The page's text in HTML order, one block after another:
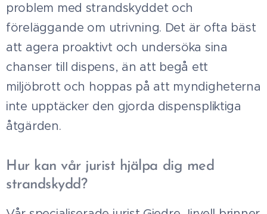
problem med strandskyddet och
föreläggande om utrivning. Det är ofta bäst
att agera proaktivt och undersöka sina
chanser till dispens, än att begå ett
miljöbrott och hoppas på att myndigheterna
inte upptäcker den gjorda dispenspliktiga
åtgärden.
Hur kan vår jurist hjälpa dig med
strandskydd?